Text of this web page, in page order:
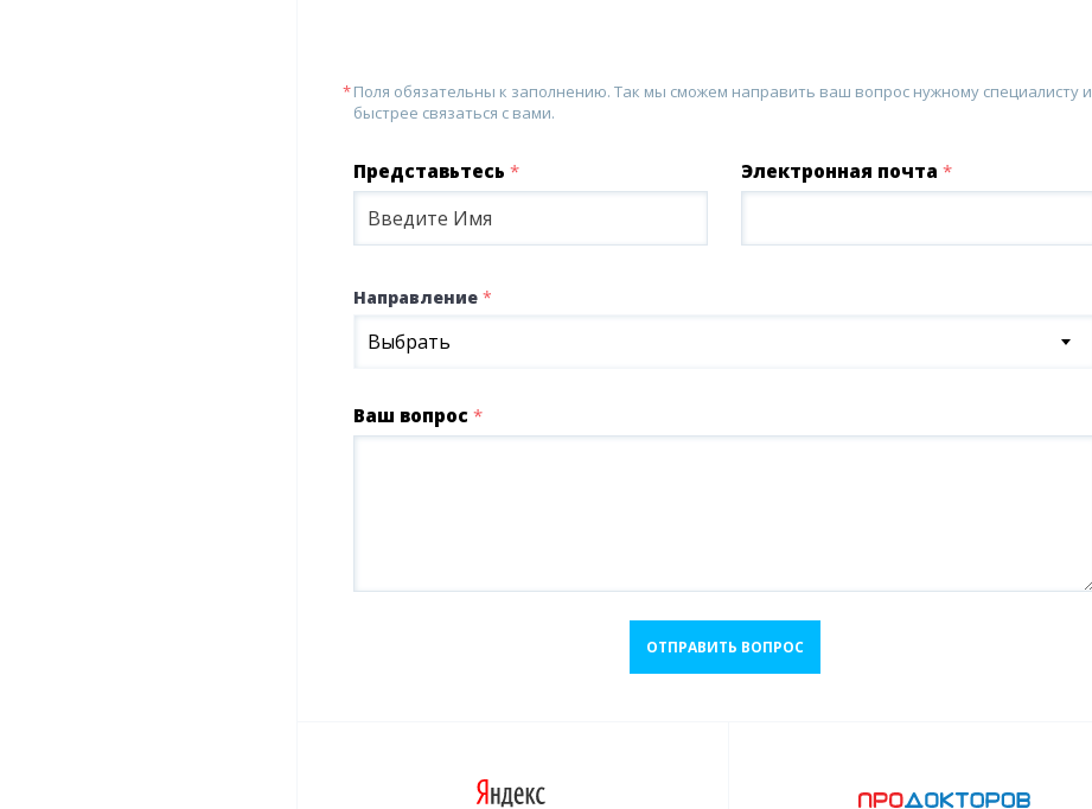
Поля обязательны к заполнению. Так мы сможем направить ваш вопрос нужному специалисту и
быстрее связаться с вами.
Представьтесь * Электронная почта*
Направление *
Выбрать
Ваш вопрос *
ОТПРАВИТЬ ВОПРОС